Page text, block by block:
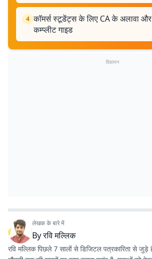
4 कॉमर्स स्टूडेंट्स के लिए CA के अलावा और
कम्प्लीट गाइड
विज्ञापन
लेखक के बारे में
Byरवि मल्लिक
रवि मल्लिक पिछले 7 सालों से डिजिटल पत्रकारिता से जुड़े